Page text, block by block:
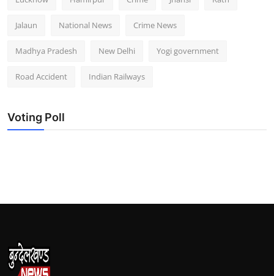
Jalaun National News Crime News
Madhya Pradesh New Delhi Yogi government
Road Accident Indian Railways
Voting Poll